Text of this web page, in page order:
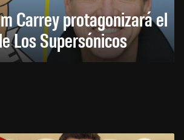
Carrey protagonizará el
Los Supersónicos